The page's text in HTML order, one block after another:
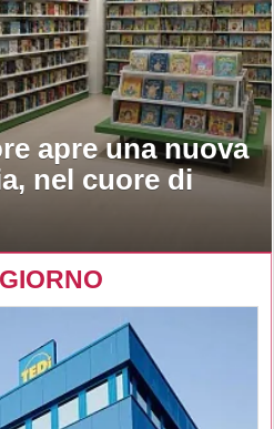
apre una nuova
nel cuore di